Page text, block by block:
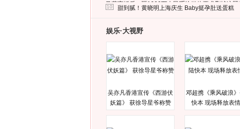
马蓉离婚后，砸1000万人民币给媒体要求删掉这照
10 甜到腻！黄晓明上海庆生 Baby挺孕肚送蛋糕
娱乐·大视野
吴亦凡香港宣传《西游伏
妖篇》 获徐导星爷称赞
邓超携《乘风破浪
快本 现场释放表